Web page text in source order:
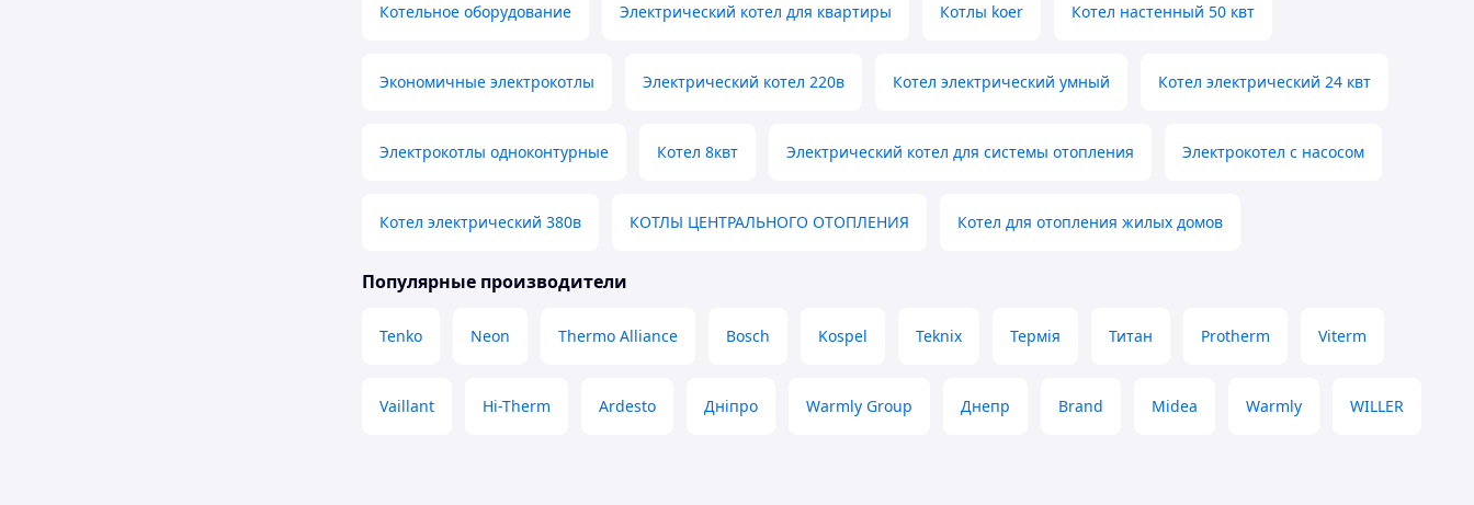
Котельное оборудование Электрический котел для квартиры Котлы koer Котел настенный 50 квт
Экономичные электрокотлы Электрический котел 220в Котел электрический умный Котел электрический 24 квт
Электрокотлы одноконтурные Котел 8квт Электрический котел для системы отопления Электрокотел с насосом
Котел электрический 380в КОТЛЫ ЦЕНТРАЛЬНОГО ОТОПЛЕНИЯ Котел для отопления жилых домов
Популярные производители
Tenko Neon Thermo Alliance Bosch Kospel Teknix Термія Титан Protherm Viterm
Vaillant Hi-Therm Ardesto Дніпро Warmly Group Днепр Brand Midea Warmly WILLER